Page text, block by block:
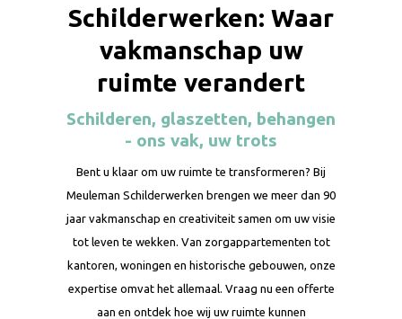
Schilderwerken: Waar
vakmanschap uw
ruimte verandert
Schilderen, glaszetten, behangen
- ons vak, uw trots
Bent u klaar om uw ruimte te transformeren? Bij
Meuleman Schilderwerken brengen we meer dan 90
jaar vakmanschap en creativiteit samen om uw visie
tot leven te wekken. Van zorgappartementen tot
kantoren, woningen en historische gebouwen, onze
expertise omvat het allemaal. Vraag nu een offerte
aan en ontdek hoe wij uw ruimte kunnen